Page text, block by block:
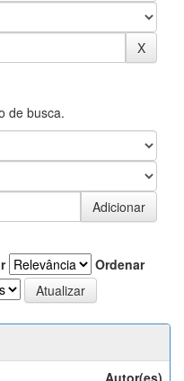
de busca.
Ordenar
Autor(es)